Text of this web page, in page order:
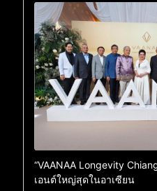
“VAANAA Longevity
เอนต์ใหญ่สุดในอาเซียน